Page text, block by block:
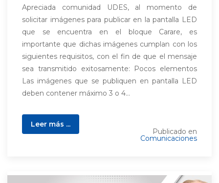
Apreciada comunidad UDES, al momento de
solicitar imágenes para publicar en la pantalla LED
que se encuentra en el bloque Carare, es
importante que dichas imágenes cumplan con los
siguientes requisitos, con el fin de que el mensaje
sea transmitido exitosamente: Pocos elementos
Las imágenes que se publiquen en pantalla LED
deben contener máximo 3 o 4...
Leer más ...
Publicado en
Comunicaciones